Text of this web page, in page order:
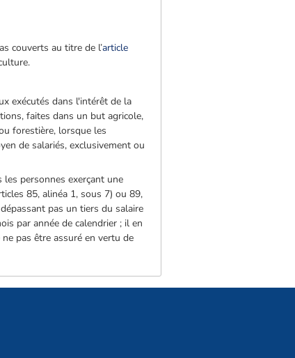
couverts au titre de l’article
exécutés dans l'intérêt de la
faites dans un but agricole,
forestière, lorsque les
de salariés, exclusivement ou
les personnes exerçant une
85, alinéa 1, sous 7) ou 89,
pas un tiers du salaire
par année de calendrier ; il en
pas être assuré en vertu de